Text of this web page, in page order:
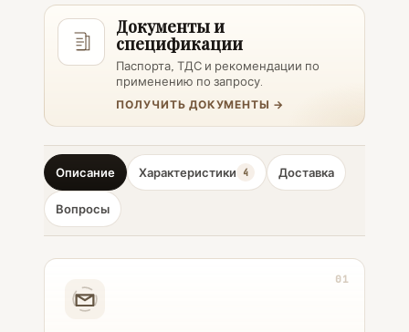
Документы и
спецификации
Паспорта, ТДС и рекомендации по
применению по запросу.
ПОЛУЧИТЬ ДОКУМЕНТЫ →
Описание Характеристики 4 Доставка
Вопросы
01